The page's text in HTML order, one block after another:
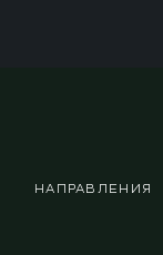
НАПРАВЛЕНИЯ